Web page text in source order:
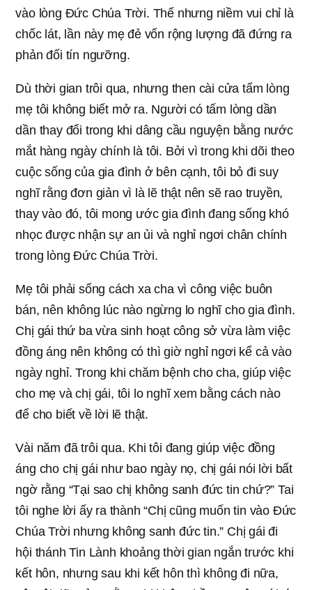
vào lòng Đức Chúa Trời. Thế nhưng niềm vui chỉ là
chốc lát, lần này mẹ đẻ vốn rộng lượng đã đứng ra
phản đối tín ngưỡng.
Dù thời gian trôi qua, nhưng then cài cửa tấm lòng
mẹ tôi không biết mở ra. Người có tấm lòng dần
dần thay đổi trong khi dâng cầu nguyện bằng nước
mắt hàng ngày chính là tôi. Bởi vì trong khi dõi theo
cuộc sống của gia đình ở bên cạnh, tôi bỏ đi suy
nghĩ rằng đơn giản vì là lẽ thật nên sẽ rao truyền,
thay vào đó, tôi mong ước gia đình đang sống khó
nhọc được nhận sự an ủi và nghỉ ngơi chân chính
trong lòng Đức Chúa Trời.
Mẹ tôi phải sống cách xa cha vì công việc buôn
bán, nên không lúc nào ngừng lo nghĩ cho gia đình.
Chị gái thứ ba vừa sinh hoạt công sở vừa làm việc
đồng áng nên không có thì giờ nghỉ ngơi kể cả vào
ngày nghỉ. Trong khi chăm bệnh cho cha, giúp việc
cho mẹ và chị gái, tôi lo nghĩ xem bằng cách nào
để cho biết về lời lẽ thật.
Vài năm đã trôi qua. Khi tôi đang giúp việc đồng
áng cho chị gái như bao ngày nọ, chị gái nói lời bất
ngờ rằng “Tại sao chị không sanh đức tin chứ?” Tai
tôi nghe lời ấy ra thành “Chị cũng muốn tin vào Đức
Chúa Trời nhưng không sanh đức tin.” Chị gái đi
hội thánh Tin Lành khoảng thời gian ngắn trước khi
kết hôn, nhưng sau khi kết hôn thì không đi nữa,